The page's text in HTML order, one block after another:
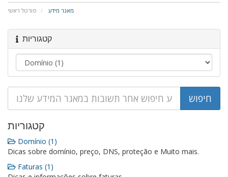
פורטל ראשי מאגר מידע
קטגוריות
קטגוריות
Domínio (1)
Dicas sobre domínio, preço, DNS, proteção e Muito mais.
Faturas (1)